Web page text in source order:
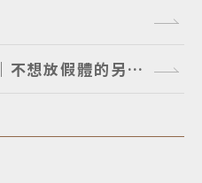
自體脂肪豐臀（BBL）｜不想放假體的另個選擇